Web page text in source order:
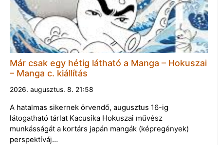
Már csak egy hétig látható a Manga – Hokuszai
– Manga c. kiállítás
2026. augusztus. 8. 21:58
A hatalmas sikernek örvendő, augusztus 16-ig
látogatható tárlat Kacusika Hokuszai művész
munkásságát a kortárs japán mangák (képregények)
perspektíváj…